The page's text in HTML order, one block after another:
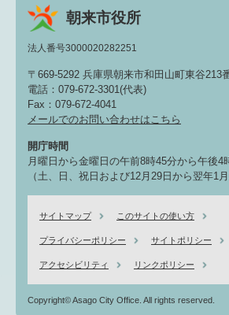
朝来市役所
法人番号3000020282251
〒669-5292 兵庫県朝来市和田山町東谷213
電話：079-672-3301(代表)
Fax：079-672-4041
メールでのお問い合わせはこちら
開庁時間
月曜日から金曜日の午前8時45分から午後4
（土、日、祝日および12月29日から翌年1
サイトマップ このサイトの使い方
プライバシーポリシー サイトポリシー
アクセシビリティ リンクポリシー
Copyright© Asago City Office. All rights reserved.